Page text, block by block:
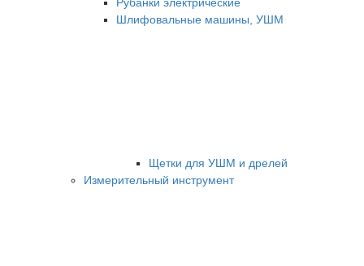
Рубанки электрические
Шлифовальные машины, УШМ
Щетки для УШМ и дрелей
Измерительный инструмент